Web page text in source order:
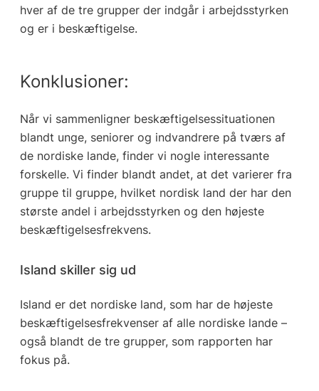
hver af de tre grupper der indgår i arbejdsstyrken
og er i beskæftigelse.
Konklusioner:
Når vi sammenligner beskæftigelsessituationen
blandt unge, seniorer og indvandrere på tværs af
de nordiske lande, finder vi nogle interessante
forskelle. Vi finder blandt andet, at det varierer fra
gruppe til gruppe, hvilket nordisk land der har den
største andel i arbejdsstyrken og den højeste
beskæftigelsesfrekvens.
Island skiller sig ud
Island er det nordiske land, som har de højeste
beskæftigelsesfrekvenser af alle nordiske lande –
også blandt de tre grupper, som rapporten har
fokus på.